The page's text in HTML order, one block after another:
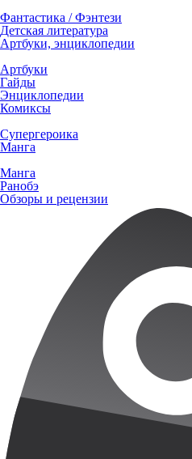
Фантастика / Фэнтези
Детская литература
Артбуки, энциклопедии
Артбуки
Гайды
Энциклопедии
Комиксы
Супергероика
Манга
Манга
Ранобэ
Обзоры и рецензии